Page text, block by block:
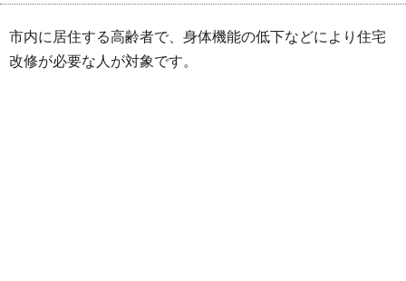
市内に居住する高齢者で、身体機能の低下などにより住宅
改修が必要な人が対象です。